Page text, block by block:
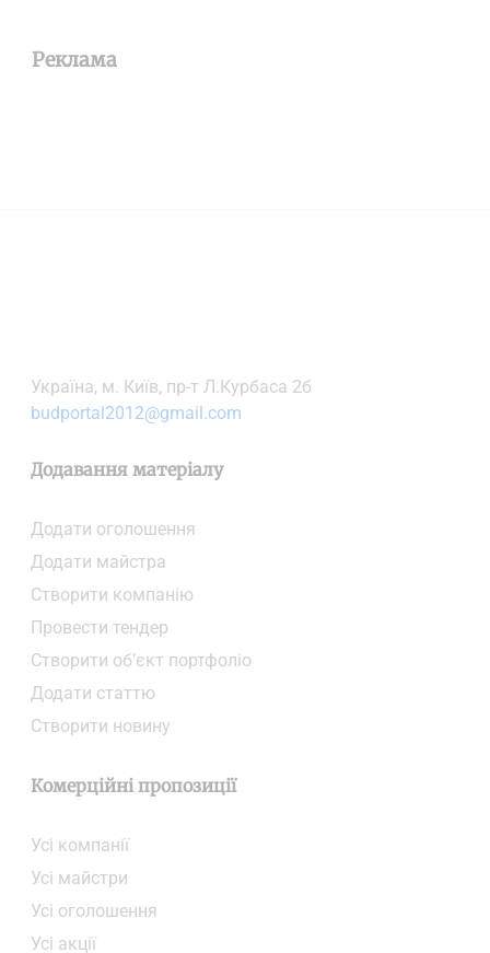
Реклама
Українa, м. Київ, пр-т Л.Курбаса 2б
budportal2012@gmail.com
Додавання матеріалу
Додати oголошення
Додати майстра
Створити компанiю
Провести тендер
Створити об’єкт портфоліо
Додати статтю
Створити новину
Комерційні пропозиції
Усі компанії
Усі майстри
Усі оголошення
Усі акції